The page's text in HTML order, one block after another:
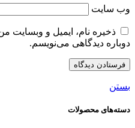
وب‌ سایت
ذخیره نام، ایمیل و وبسایت
دوباره دیدگاهی می‌نویسم.
بستن
دسته‌های محصولات